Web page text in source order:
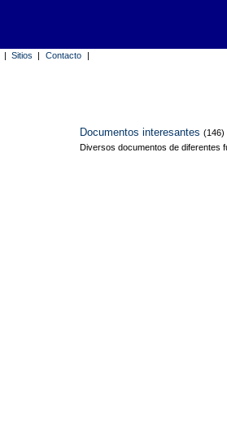
| Sitios | Contacto |
Documentos interesantes (146)
Diversos documentos de diferentes